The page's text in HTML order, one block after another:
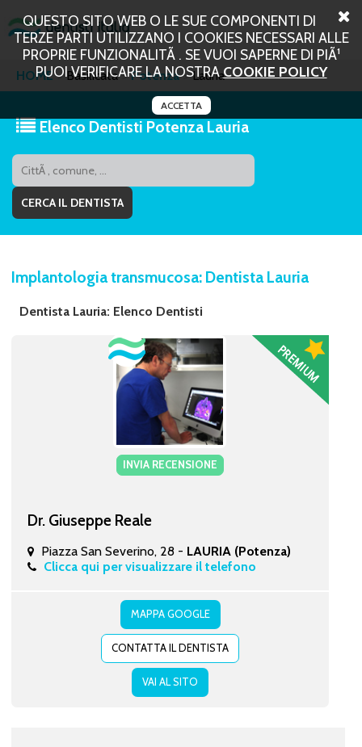
QUESTO SITO WEB O LE SUE COMPONENTI DI
TERZE PARTI UTILIZZANO I COOKIES NECESSARI ALLE
PROPRIE FUNZIONALITÃ . SE VUOI SAPERNE DI PIÃ¹
PUOI VERIFICARE LA NOSTRACOOKIE POLICY
ACCETTA
HOME Basilicata Potenza Lauria
Elenco Dentisti Potenza Lauria
Implantologia transmucosa: Dentista Lauria
Dentista Lauria: Elenco Dentisti
INVIA RECENSIONE
Dr. Giuseppe Reale
Piazza San Severino, 28 - LAURIA (Potenza)
Clicca qui per visualizzare il telefono
MAPPA GOOGLE
CONTATTA IL DENTISTA
VAI AL SITO